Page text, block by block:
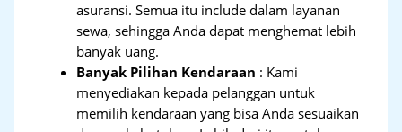
asuransi. Semua itu include dalam layanan
sewa, sehingga Anda dapat menghemat lebih
banyak uang.
Banyak Pilihan Kendaraan : Kami
menyediakan kepada pelanggan untuk
memilih kendaraan yang bisa Anda sesuaikan